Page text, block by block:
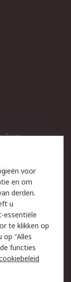
voor
en om
derden.
u
essentiële
te klikken op
op "Alles
functies